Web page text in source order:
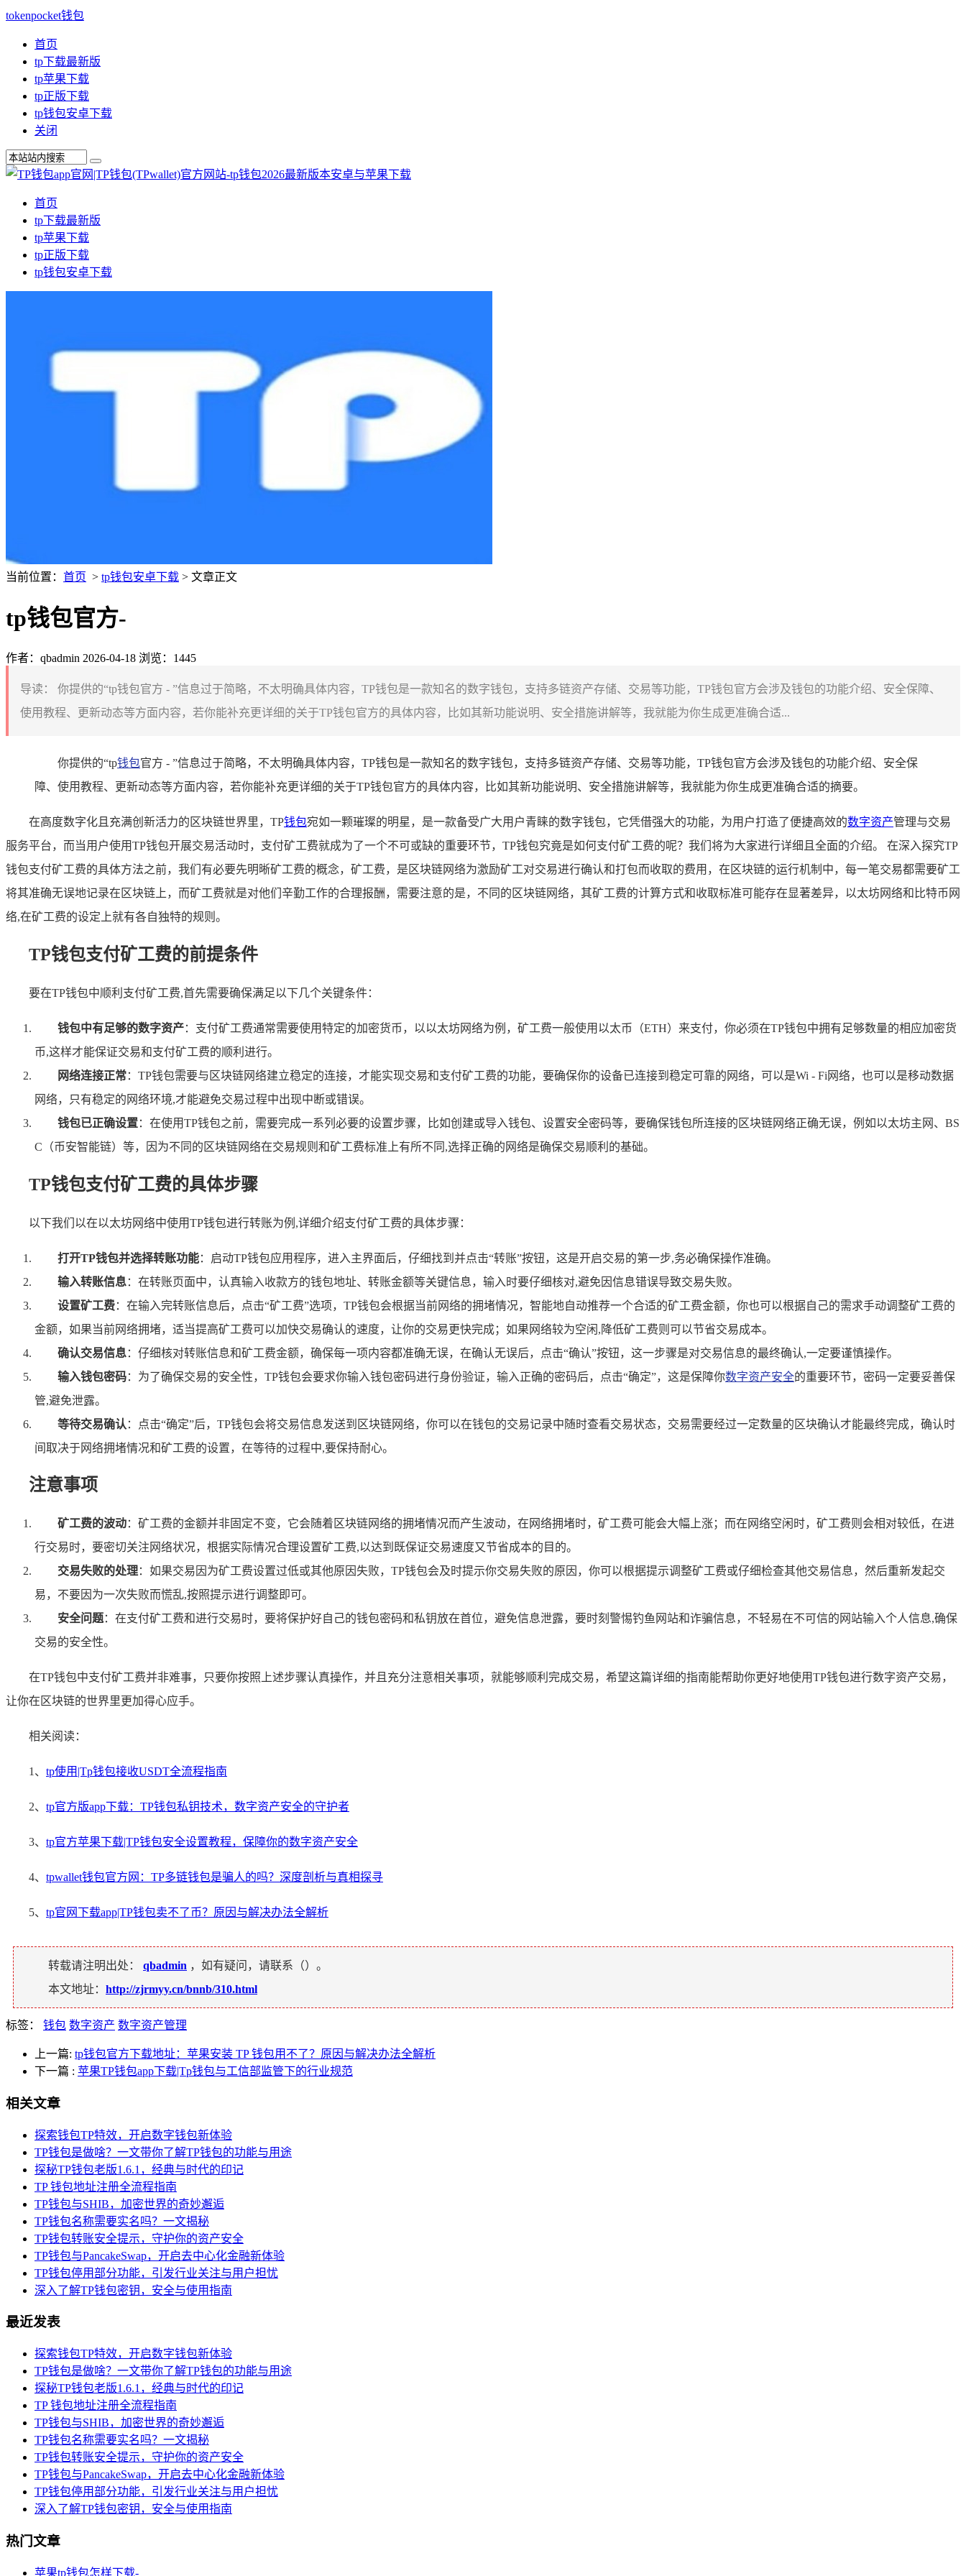
tokenpocket钱包
首页
tp下载最新版
tp苹果下载
tp正版下载
tp钱包安卓下载
关闭
首页
tp下载最新版
tp苹果下载
tp正版下载
tp钱包安卓下载
当前位置： 首页 > tp钱包安卓下载 > 文章正文
tp钱包官方-
作者：qbadmin 2026-04-18 浏览：1445
导读：
你提供的“tp钱包官方 - ”信息过于简略，不太明确具体内容，TP钱包是一款知名的数字钱包，支持多链资产存储、交易等功能，TP钱包官方会涉及钱包的功能介绍、安全保障、
使用教程、更新动态等方面内容，若你能补充更详细的关于TP钱包官方的具体内容，比如其新功能说明、安全措施讲解等，我就能为你生成更准确合适...
你提供的“tp钱包官方 - ”信息过于简略，不太明确具体内容，TP钱包是一款知名的数字钱包，支持多链资产存储、交易等功能，TP钱包官方会涉及钱包的功能介绍、安全保
障、使用教程、更新动态等方面内容，若你能补充更详细的关于TP钱包官方的具体内容，比如其新功能说明、安全措施讲解等，我就能为你生成更准确合适的摘要。
在高度数字化且充满创新活力的区块链世界里，TP钱包宛如一颗璀璨的明星，是一款备受广大用户青睐的数字钱包，它凭借强大的功能，为用户打造了便捷高效的数字资产管理与交易
服务平台，而当用户使用TP钱包开展交易活动时，支付矿工费就成为了一个不可或缺的重要环节，TP钱包究竟是如何支付矿工费的呢？我们将为大家进行详细且全面的介绍。 在深入探究TP
钱包支付矿工费的具体方法之前，我们有必要先明晰矿工费的概念，矿工费，是区块链网络为激励矿工对交易进行确认和打包而收取的费用，在区块链的运行机制中，每一笔交易都需要矿工
将其准确无误地记录在区块链上，而矿工费就是对他们辛勤工作的合理报酬，需要注意的是，不同的区块链网络，其矿工费的计算方式和收取标准可能存在显著差异，以太坊网络和比特币网
络,在矿工费的设定上就有各自独特的规则。
TP钱包支付矿工费的前提条件
要在TP钱包中顺利支付矿工费,首先需要确保满足以下几个关键条件：
钱包中有足够的数字资产：支付矿工费通常需要使用特定的加密货币，以以太坊网络为例，矿工费一般使用以太币（ETH）来支付，你必须在TP钱包中拥有足够数量的相应加密货
币,这样才能保证交易和支付矿工费的顺利进行。
网络连接正常：TP钱包需要与区块链网络建立稳定的连接，才能实现交易和支付矿工费的功能，要确保你的设备已连接到稳定可靠的网络，可以是Wi - Fi网络，也可以是移动数据
网络，只有稳定的网络环境,才能避免交易过程中出现中断或错误。
钱包已正确设置：在使用TP钱包之前，需要完成一系列必要的设置步骤，比如创建或导入钱包、设置安全密码等，要确保钱包所连接的区块链网络正确无误，例如以太坊主网、BS
C（币安智能链）等，因为不同的区块链网络在交易规则和矿工费标准上有所不同,选择正确的网络是确保交易顺利的基础。
TP钱包支付矿工费的具体步骤
以下我们以在以太坊网络中使用TP钱包进行转账为例,详细介绍支付矿工费的具体步骤：
打开TP钱包并选择转账功能：启动TP钱包应用程序，进入主界面后，仔细找到并点击“转账”按钮，这是开启交易的第一步,务必确保操作准确。
输入转账信息：在转账页面中，认真输入收款方的钱包地址、转账金额等关键信息，输入时要仔细核对,避免因信息错误导致交易失败。
设置矿工费：在输入完转账信息后，点击“矿工费”选项，TP钱包会根据当前网络的拥堵情况，智能地自动推荐一个合适的矿工费金额，你也可以根据自己的需求手动调整矿工费的
金额，如果当前网络拥堵，适当提高矿工费可以加快交易确认的速度，让你的交易更快完成；如果网络较为空闲,降低矿工费则可以节省交易成本。
确认交易信息：仔细核对转账信息和矿工费金额，确保每一项内容都准确无误，在确认无误后，点击“确认”按钮，这一步骤是对交易信息的最终确认,一定要谨慎操作。
输入钱包密码：为了确保交易的安全性，TP钱包会要求你输入钱包密码进行身份验证，输入正确的密码后，点击“确定”，这是保障你数字资产安全的重要环节，密码一定要妥善保
管,避免泄露。
等待交易确认 ：点击“确定”后，TP钱包会将交易信息发送到区块链网络，你可以在钱包的交易记录中随时查看交易状态，交易需要经过一定数量的区块确认才能最终完成，确认时
间取决于网络拥堵情况和矿工费的设置，在等待的过程中,要保持耐心。
注意事项
矿工费的波动：矿工费的金额并非固定不变，它会随着区块链网络的拥堵情况而产生波动，在网络拥堵时，矿工费可能会大幅上涨；而在网络空闲时，矿工费则会相对较低，在进
行交易时，要密切关注网络状况，根据实际情况合理设置矿工费,以达到既保证交易速度又节省成本的目的。
交易失败的处理：如果交易因为矿工费设置过低或其他原因失败，TP钱包会及时提示你交易失败的原因，你可以根据提示调整矿工费或仔细检查其他交易信息，然后重新发起交
易，不要因为一次失败而慌乱,按照提示进行调整即可。
安全问题：在支付矿工费和进行交易时，要将保护好自己的钱包密码和私钥放在首位，避免信息泄露，要时刻警惕钓鱼网站和诈骗信息，不轻易在不可信的网站输入个人信息,确保
交易的安全性。
在TP钱包中支付矿工费并非难事，只要你按照上述步骤认真操作，并且充分注意相关事项，就能够顺利完成交易，希望这篇详细的指南能帮助你更好地使用TP钱包进行数字资产交易，
让你在区块链的世界里更加得心应手。
相关阅读：
1、 tp使用|Tp钱包接收USDT全流程指南
2、 tp官方版app下载：TP钱包私钥技术，数字资产安全的守护者
3、 tp官方苹果下载|TP钱包安全设置教程，保障你的数字资产安全
4、 tpwallet钱包官方网：TP多链钱包是骗人的吗？深度剖析与真相探寻
5、 tp官网下载app|TP钱包卖不了币？原因与解决办法全解析
转载请注明出处： qbadmin ，如有疑问，请联系（）。
本文地址： http://zjrmyy.cn/bnnb/310.html
标签： 钱包 数字资产 数字资产管理
上一篇: tp钱包官方下载地址：苹果安装 TP 钱包用不了？原因与解决办法全解析
下一篇 : 苹果TP钱包app下载|Tp钱包与工信部监管下的行业规范
相关文章
探索钱包TP特效，开启数字钱包新体验
TP钱包是做啥？一文带你了解TP钱包的功能与用途
探秘TP钱包老版1.6.1，经典与时代的印记
TP 钱包地址注册全流程指南
TP钱包与SHIB，加密世界的奇妙邂逅
TP钱包名称需要实名吗？一文揭秘
TP钱包转账安全提示，守护你的资产安全
TP钱包与PancakeSwap，开启去中心化金融新体验
TP钱包停用部分功能，引发行业关注与用户担忧
深入了解TP钱包密钥，安全与使用指南
最近发表
探索钱包TP特效，开启数字钱包新体验
TP钱包是做啥？一文带你了解TP钱包的功能与用途
探秘TP钱包老版1.6.1，经典与时代的印记
TP 钱包地址注册全流程指南
TP钱包与SHIB，加密世界的奇妙邂逅
TP钱包名称需要实名吗？一文揭秘
TP钱包转账安全提示，守护你的资产安全
TP钱包与PancakeSwap，开启去中心化金融新体验
TP钱包停用部分功能，引发行业关注与用户担忧
深入了解TP钱包密钥，安全与使用指南
热门文章
苹果tp钱包怎样下载-